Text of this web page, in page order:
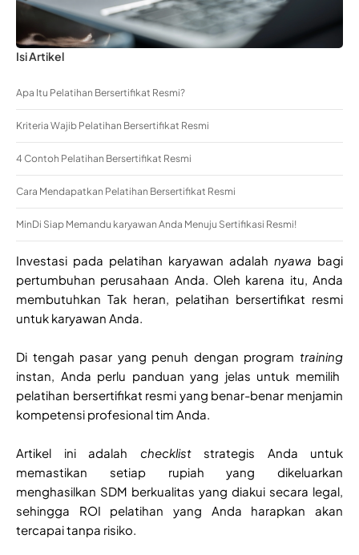
Isi Artikel
Apa Itu Pelatihan Bersertifikat Resmi?
Kriteria Wajib Pelatihan Bersertifikat Resmi
4 Contoh Pelatihan Bersertifikat Resmi
Cara Mendapatkan Pelatihan Bersertifikat Resmi
MinDi Siap Memandu karyawan Anda Menuju Sertifikasi Resmi!
Investasi pada pelatihan karyawan adalah nyawa bagi
pertumbuhan perusahaan Anda. Oleh karena itu, Anda
membutuhkan Tak heran, pelatihan bersertifikat resmi
untuk karyawan Anda.
Di tengah pasar yang penuh dengan program training
instan, Anda perlu panduan yang jelas untuk memilih
pelatihan bersertifikat resmi yang benar-benar menjamin
kompetensi profesional tim Anda.
Artikel ini adalah checkliststrategis Anda untuk
memastikan setiap rupiah yang dikeluarkan
menghasilkan SDM berkualitas yang diakui secara legal,
sehingga ROI pelatihan yang Anda harapkan akan
tercapai tanpa risiko.